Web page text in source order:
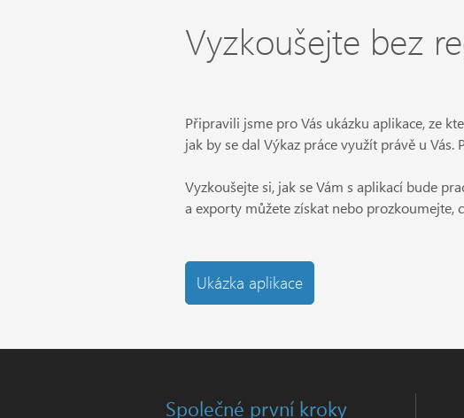
Vyzkoušejte bez
Připravili jsme pro Vás ukázku aplikace, ze
jak by se dal Výkaz práce využít právě u
Vyzkoušejte si, jak se Vám s aplikací bude
a exporty můžete získat nebo prozkoumejte,
Ukázka aplikace
Společné první kroky